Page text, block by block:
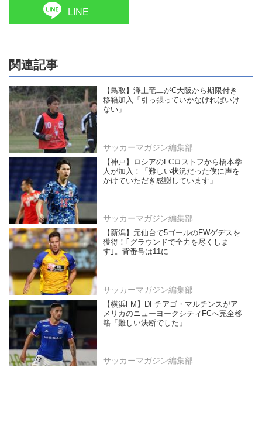
LINE
関連記事
【鳥取】澤上竜二がC大阪から期限付き
移籍加入「引っ張っていかなければいけ
ない」
サッカーマガジン編集部
【神戸】ロシアのFCロストフから橋本拳
人が加入！「難しい状況だった僕に声を
かけていただき感謝しています」
サッカーマガジン編集部
【新潟】元仙台で5ゴールのFWゲデスを
獲得！｢グラウンドで全力を尽くしま
す｣。背番号は11に
サッカーマガジン編集部
【横浜FM】DFチアゴ・マルチンスがア
メリカのニューヨークシティFCへ完全移
籍「難しい決断でした」
サッカーマガジン編集部